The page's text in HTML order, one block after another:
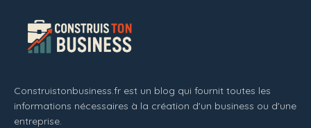
Construistonbusiness.fr est un blog qui fournit toutes les
informations nécessaires à la création d'un business ou d'une
entreprise.